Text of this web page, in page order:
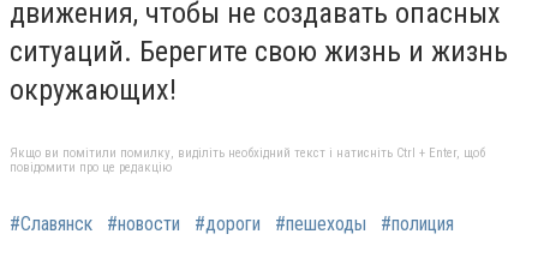
движения, чтобы не создавать опасных
ситуаций. Берегите свою жизнь и жизнь
окружающих!
Якщо ви помітили помилку, виділіть необхідний текст і натисніть Ctrl + Enter, щоб
повідомити про це редакцію
#Славянск #новости #дороги #пешеходы #полиция